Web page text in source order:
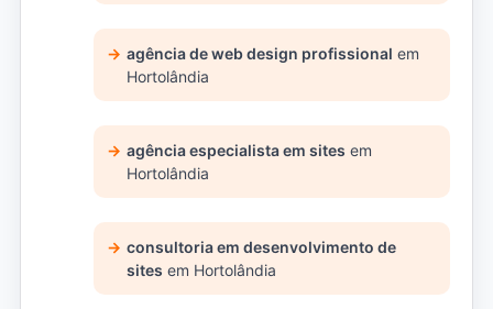
agência de web design profissional em
Hortolândia
agência especialista em sites em
Hortolândia
consultoria em desenvolvimento de
sites em Hortolândia